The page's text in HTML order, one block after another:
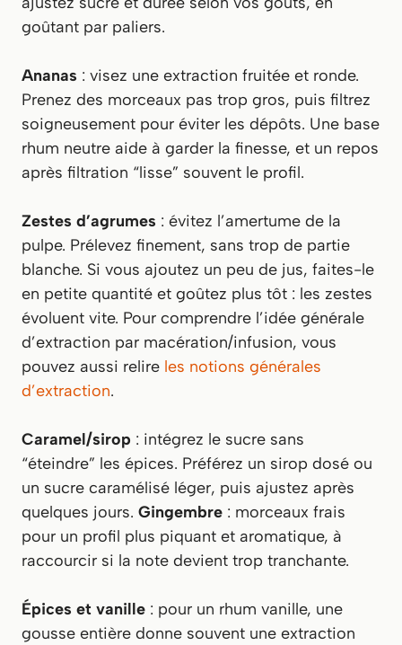
goûtant par paliers.
Ananas : visez une extraction fruitée et ronde.
Prenez des morceaux pas trop gros, puis filtrez
soigneusement pour éviter les dépôts. Une base
rhum neutre aide à garder la finesse, et un repos
après filtration “lisse” souvent le profil.
Zestes d’agrumes : évitez l’amertume de la
pulpe. Prélevez finement, sans trop de partie
blanche. Si vous ajoutez un peu de jus, faites-le
en petite quantité et goûtez plus tôt : les zestes
évoluent vite. Pour comprendre l’idée générale
d’extraction par macération/infusion, vous
pouvez aussi relire les notions générales
d’extraction.
Caramel/sirop : intégrez le sucre sans
“éteindre” les épices. Préférez un sirop dosé ou
un sucre caramélisé léger, puis ajustez après
quelques jours. Gingembre : morceaux frais
pour un profil plus piquant et aromatique, à
raccourcir si la note devient trop tranchante.
Épices et vanille : pour un rhum vanille, une
gousse entière donne souvent une extraction